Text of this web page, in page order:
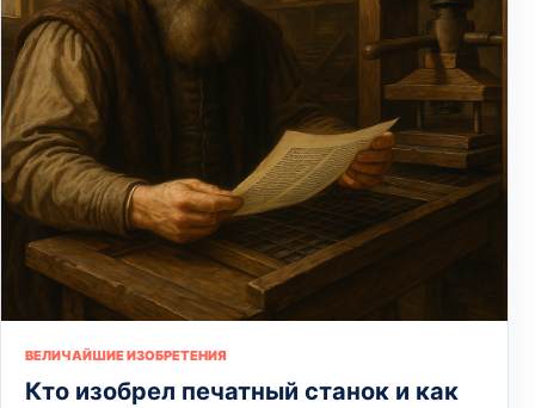
ВЕЛИЧАЙШИЕ ИЗОБРЕТЕНИЯ
Кто изобрел печатный станок и как